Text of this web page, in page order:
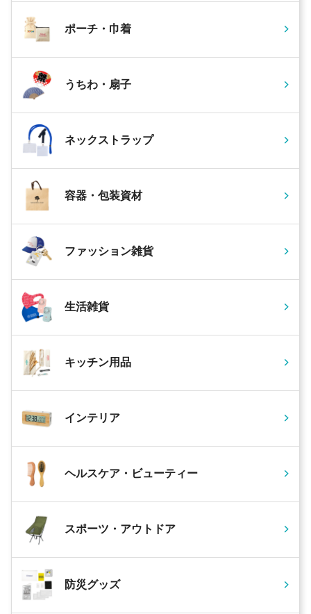
ポーチ・巾着
うちわ・扇子
ネックストラップ
容器・包装資材
ファッション雑貨
生活雑貨
キッチン用品
インテリア
ヘルスケア・ビューティー
スポーツ・アウトドア
防災グッズ